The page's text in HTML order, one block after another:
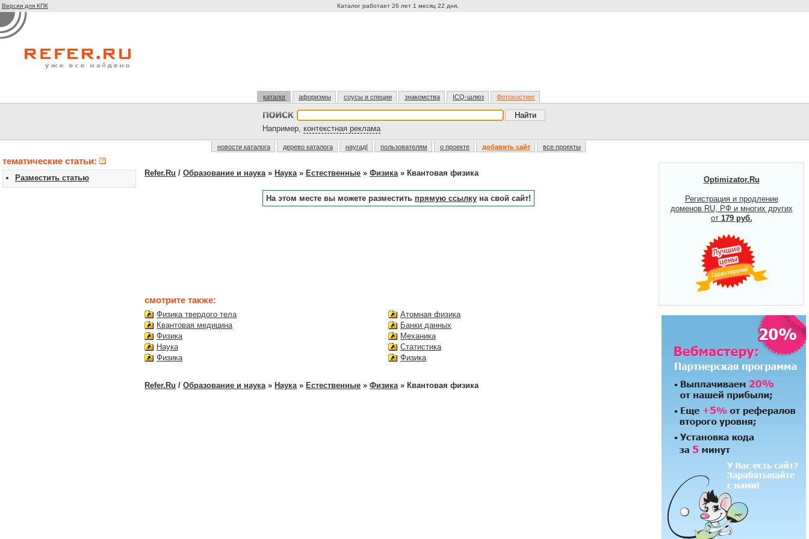
Версия для КПК Каталог работает 26 лет 1 месяц 22 дня.
каталог афоризмы соусы и специи знакомства ICQ-шлюз Фотохостинг
Например, контекстная реклама
новости каталога дерево каталога наугад! пользователям о проекте добавить сайт все проекты
тематические статьи:
Разместить статью
Refer.Ru / Образование и наука» Наука» Естественные » Физика» Квантовая физика
На этом месте вы можете разместить прямую ссылку на свой сайт!
смотрите также:
Физика твердого тела
Квантовая медицина
Физика
Наука
Физика
Атомная физика
Банки данных
Механика
Статистика
Физика
Refer.Ru / Образование и наука » Наука » Естественные » Физика » Квантовая физика
Optimizator.Ru
Регистрация и продление
доменов RU, РФ и многих других
от 179 руб.